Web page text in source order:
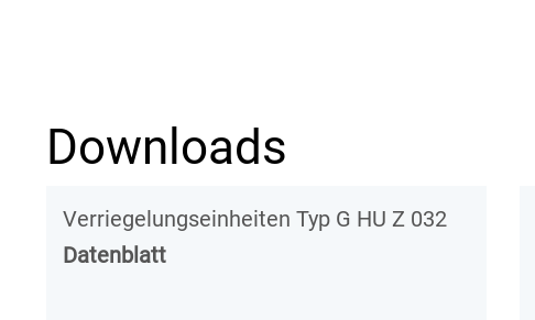
Downloads
Verriegelungseinheiten Typ G HU Z 032
Datenblatt